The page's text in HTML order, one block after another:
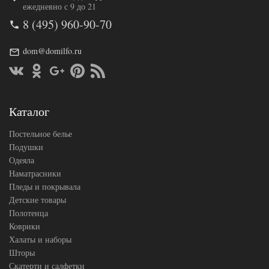
Код товара
541-162
Артикул
0/a
Размер
простыни
(на
резинке)
ежедневно с 9 до 21
8 (495) 960-90-70
dom@domilfo.ru
Каталог
Постельное белье
Подушки
Одеяла
Наматрасники
Пледы и покрывала
Детские товары
Полотенца
Коврики
Халаты и наборы
Шторы
Скатерти и салфетки